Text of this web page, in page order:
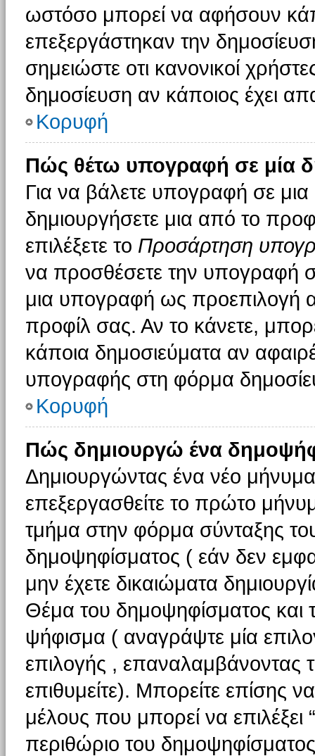
ωστόσο μπορεί να αφήσουν
επεξεργάστηκαν την
σημειώστε οτι κανονικοί
δημοσίευση αν κάποιος έχει
Κορυφή
Πώς θέτω υπογραφή σε μία
Για να βάλετε υπογραφή σε
δημιουργήσετε μια από το
επιλέξετε το Προσάρτηση
να προσθέσετε την υπογραφή
μια υπογραφή ως προεπιλογή
προφίλ σας. Αν το κάνετε,
κάποια δημοσιεύματα αν
υπογραφής στη φόρμα
Κορυφή
Πώς δημιουργώ ένα
Δημιουργώντας ένα νέο
επεξεργασθείτε το πρώτο
τμήμα στην φόρμα σύνταξης
δημοψηφίσματος ( εάν δεν
μην έχετε δικαιώματα
Θέμα του δημοψηφίσματος και
ψήφισμα ( αναγράψτε μία
επιλογής , επαναλαμβάνοντας
επιθυμείτε). Μπορείτε επίσης
μέλους που μπορεί να επιλέξει
περιθώριο του